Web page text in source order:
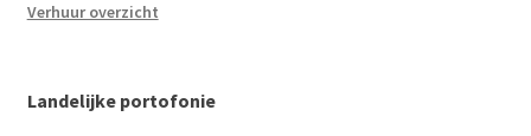
Verhuur overzicht
Landelijke portofonie